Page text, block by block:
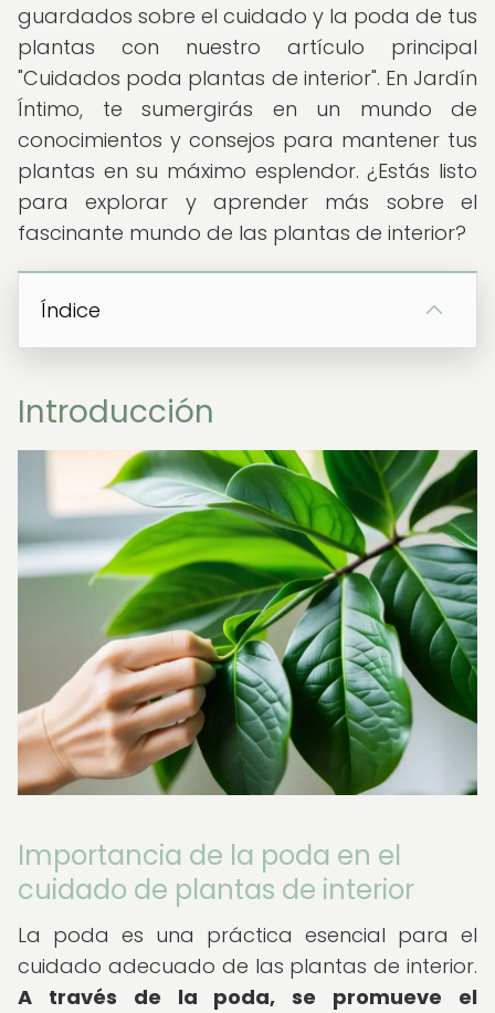
guardados sobre el cuidado y la poda de tus
plantas con nuestro artículo principal
"Cuidados poda plantas de interior". En Jardín
Íntimo, te sumergirás en un mundo de
conocimientos y consejos para mantener tus
plantas en su máximo esplendor. ¿Estás listo
para explorar y aprender más sobre el
fascinante mundo de las plantas de interior?
Índice
Introducción
Importancia de la poda en el
cuidado de plantas de interior
La poda es una práctica esencial para el
cuidado adecuado de las plantas de interior.
A través de la poda, se promueve el